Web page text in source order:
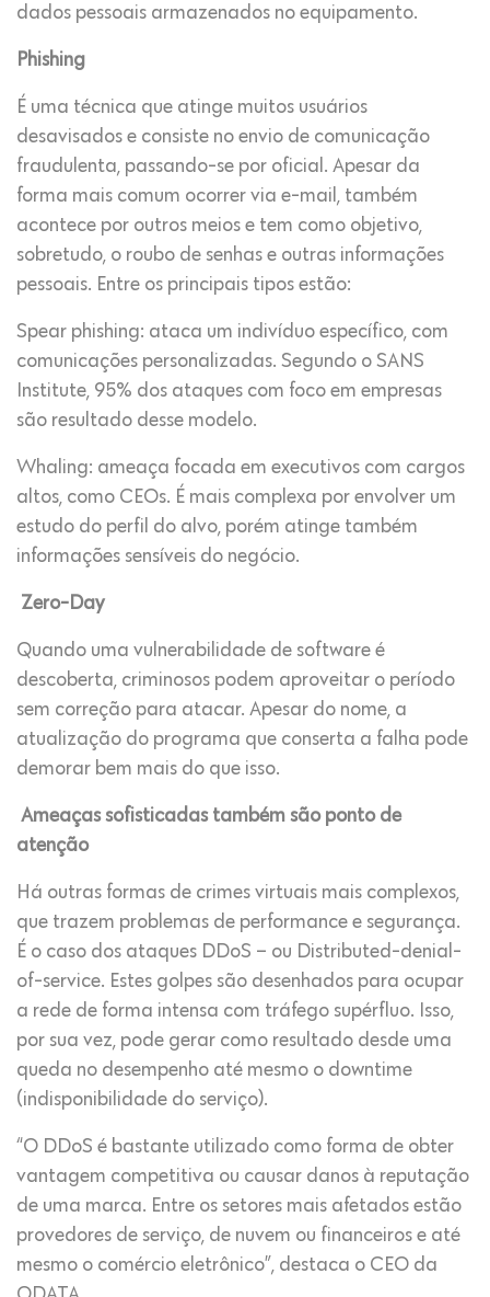
dados pessoais armazenados no equipamento.
Phishing
É uma técnica que atinge muitos usuários
desavisados e consiste no envio de comunicação
fraudulenta, passando-se por oficial. Apesar da
forma mais comum ocorrer via e-mail, também
acontece por outros meios e tem como objetivo,
sobretudo, o roubo de senhas e outras informações
pessoais. Entre os principais tipos estão:
Spear phishing: ataca um indivíduo específico, com
comunicações personalizadas. Segundo o SANS
Institute, 95% dos ataques com foco em empresas
são resultado desse modelo.
Whaling: ameaça focada em executivos com cargos
altos, como CEOs. É mais complexa por envolver um
estudo do perfil do alvo, porém atinge também
informações sensíveis do negócio.
Zero-Day
Quando uma vulnerabilidade de software é
descoberta, criminosos podem aproveitar o período
sem correção para atacar. Apesar do nome, a
atualização do programa que conserta a falha pode
demorar bem mais do que isso.
Ameaças sofisticadas também são ponto de
atenção
Há outras formas de crimes virtuais mais complexos,
que trazem problemas de performance e segurança.
É o caso dos ataques DDoS – ou Distributed-denial-
of-service. Estes golpes são desenhados para ocupar
a rede de forma intensa com tráfego supérfluo. Isso,
por sua vez, pode gerar como resultado desde uma
queda no desempenho até mesmo o downtime
(indisponibilidade do serviço).
“O DDoS é bastante utilizado como forma de obter
vantagem competitiva ou causar danos à reputação
de uma marca. Entre os setores mais afetados estão
provedores de serviço, de nuvem ou financeiros e até
mesmo o comércio eletrônico”, destaca o CEO da